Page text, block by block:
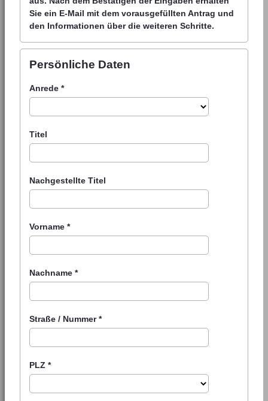
Sie ein E-Mail mit dem vorausgefüllten Antrag und
den Informationen über die weiteren Schritte.
Persönliche Daten
Anrede *
Titel
Nachgestellte Titel
Vorname *
Nachname *
Straße / Nummer *
PLZ *